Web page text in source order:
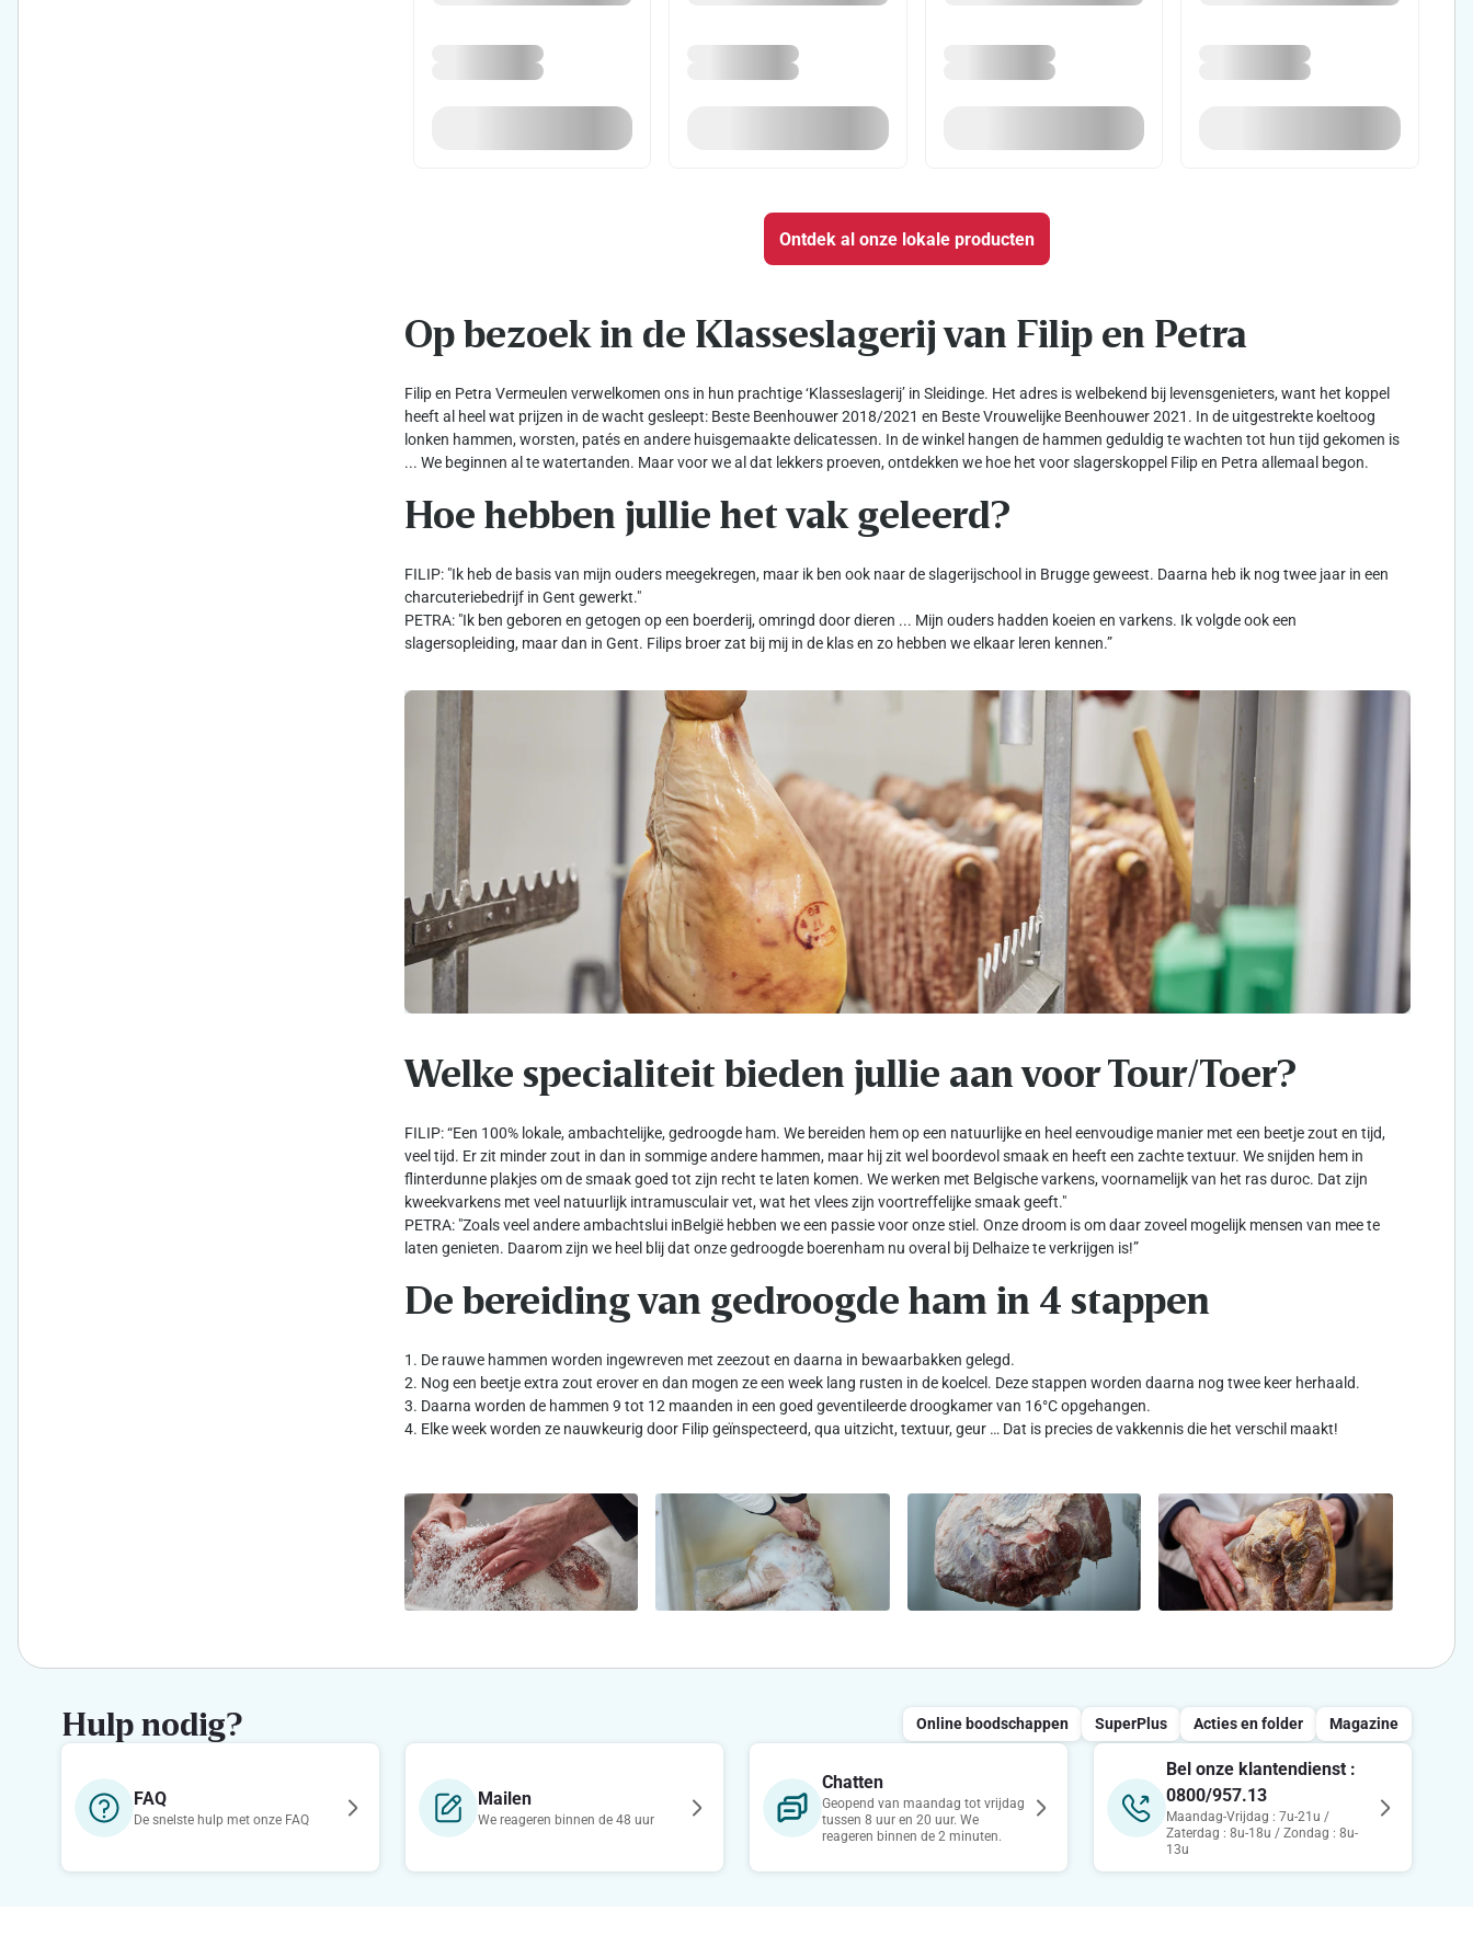
Ontdek al onze lokale producten
Op bezoek in de Klasseslagerij van Filip en Petra
Filip en Petra Vermeulen verwelkomen ons in hun prachtige ‘Klasseslagerij’ in Sleidinge. Het adres is welbekend bij levensgenieters, want het koppel
heeft al heel wat prijzen in de wacht gesleept: Beste Beenhouwer 2018/2021 en Beste Vrouwelijke Beenhouwer 2021. In de uitgestrekte koeltoog
lonken hammen, worsten, patés en andere huisgemaakte delicatessen. In de winkel hangen de hammen geduldig te wachten tot hun tijd gekomen is
... We beginnen al te watertanden. Maar voor we al dat lekkers proeven, ontdekken we hoe het voor slagerskoppel Filip en Petra allemaal begon.
Hoe hebben jullie het vak geleerd?
FILIP: "Ik heb de basis van mijn ouders meegekregen, maar ik ben ook naar de slagerijschool in Brugge geweest. Daarna heb ik nog twee jaar in een
charcuteriebedrijf in Gent gewerkt."
PETRA: "Ik ben geboren en getogen op een boerderij, omringd door dieren ... Mijn ouders hadden koeien en varkens. Ik volgde ook een
slagersopleiding, maar dan in Gent. Filips broer zat bij mij in de klas en zo hebben we elkaar leren kennen.”
Welke specialiteit bieden jullie aan voor Tour/Toer?
FILIP: “Een 100% lokale, ambachtelijke, gedroogde ham. We bereiden hem op een natuurlijke en heel eenvoudige manier met een beetje zout en tijd,
veel tijd. Er zit minder zout in dan in sommige andere hammen, maar hij zit wel boordevol smaak en heeft een zachte textuur. We snijden hem in
flinterdunne plakjes om de smaak goed tot zijn recht te laten komen. We werken met Belgische varkens, voornamelijk van het ras duroc. Dat zijn
kweekvarkens met veel natuurlijk intramusculair vet, wat het vlees zijn voortreffelijke smaak geeft."
PETRA: "Zoals veel andere ambachtslui inBelgië hebben we een passie voor onze stiel. Onze droom is om daar zoveel mogelijk mensen van mee te
laten genieten. Daarom zijn we heel blij dat onze gedroogde boerenham nu overal bij Delhaize te verkrijgen is!”
De bereiding van gedroogde ham in 4 stappen
1. De rauwe hammen worden ingewreven met zeezout en daarna in bewaarbakken gelegd.
2. Nog een beetje extra zout erover en dan mogen ze een week lang rusten in de koelcel. Deze stappen worden daarna nog twee keer herhaald.
3. Daarna worden de hammen 9 tot 12 maanden in een goed geventileerde droogkamer van 16°C opgehangen.
4. Elke week worden ze nauwkeurig door Filip geïnspecteerd, qua uitzicht, textuur, geur … Dat is precies de vakkennis die het verschil maakt!
Hulp nodig? Online boodschappen SuperPlus Acties en folder Magazine
FAQ
De snelste hulp met onze FAQ
Mailen
We reageren binnen de 48 uur
Chatten
Geopend van maandag tot vrijdag
tussen 8 uur en 20 uur. We
reageren binnen de 2 minuten.
Bel onze klantendienst :
0800/957.13
Maandag-Vrijdag : 7u-21u /
Zaterdag : 8u-18u / Zondag : 8u-
13u